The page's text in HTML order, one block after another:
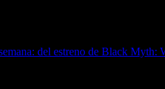
del estreno de Black